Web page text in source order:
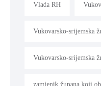
Vlada RH
Vukovarsko-srijemska
Vukovarsko-srijemska
zamjenik župana koji